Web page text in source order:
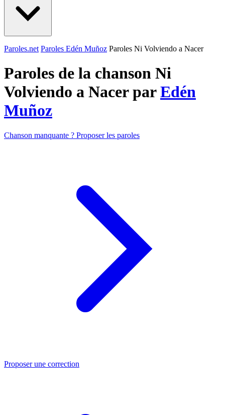
Paroles.net Paroles Edén Muñoz Paroles Ni Volviendo a Nacer
Paroles de la chanson Ni
Volviendo a Nacer parEdén
Muñoz
Chanson manquante ? Proposer les paroles
Proposer une correction